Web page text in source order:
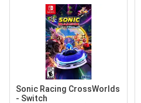
Sonic Racing CrossWorlds
- Switch